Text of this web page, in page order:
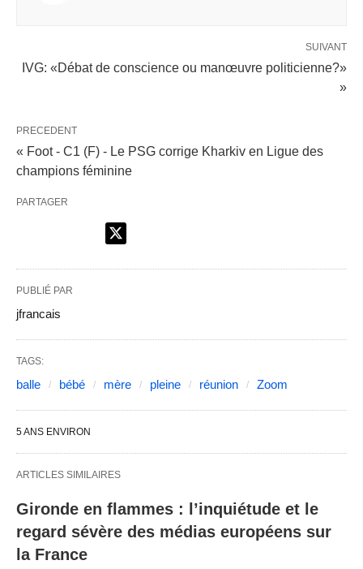
SUIVANT
IVG: «Débat de conscience ou manœuvre politicienne?»
»
PRECEDENT
« Foot - C1 (F) - Le PSG corrige Kharkiv en Ligue des
champions féminine
PARTAGER
PUBLIÉ PAR
jfrancais
TAGS:
balle bébé mère pleine réunion Zoom
5 ANS ENVIRON
ARTICLES SIMILAIRES
Gironde en flammes : l’inquiétude et le
regard sévère des médias européens sur
la France